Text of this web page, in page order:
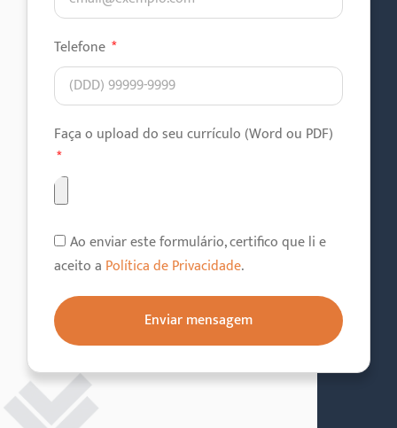
Telefone
Faça o upload do seu currículo (Word ou PDF)
Ao enviar este formulário, certifico que li e
aceito a Política de Privacidade.
Enviar mensagem